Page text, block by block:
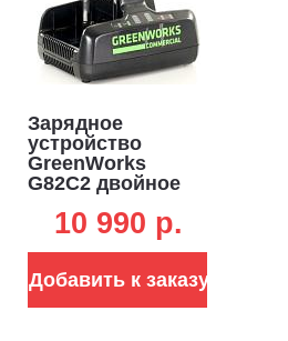
Зарядное
устройство
GreenWorks
G82C2 двойное
для
аккумуляторов
10 990 p.
Добавить к заказу